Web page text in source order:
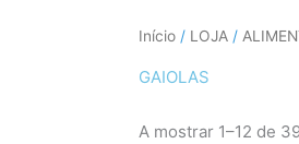
Início/ LOJA/
GAIOLAS
A mostrar 1–12 de